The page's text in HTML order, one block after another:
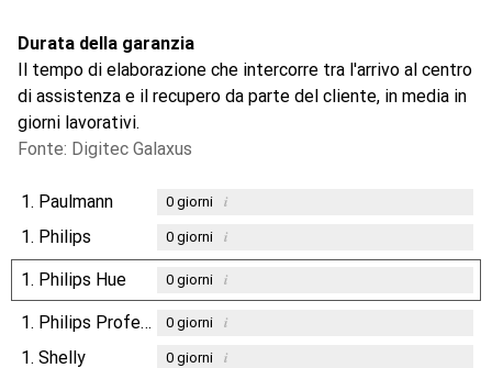
Durata della garanzia
Il tempo di elaborazione che intercorre tra l'arrivo al centro
di assistenza e il recupero da parte del cliente, in media in
giorni lavorativi.
Fonte: Digitec Galaxus
1. Paulmann 0giorni i
1. Philips 0giorni i
1. Philips Hue 0giorni i
1. Philips Professional 0giorni i
1. Shelly 0giorni i